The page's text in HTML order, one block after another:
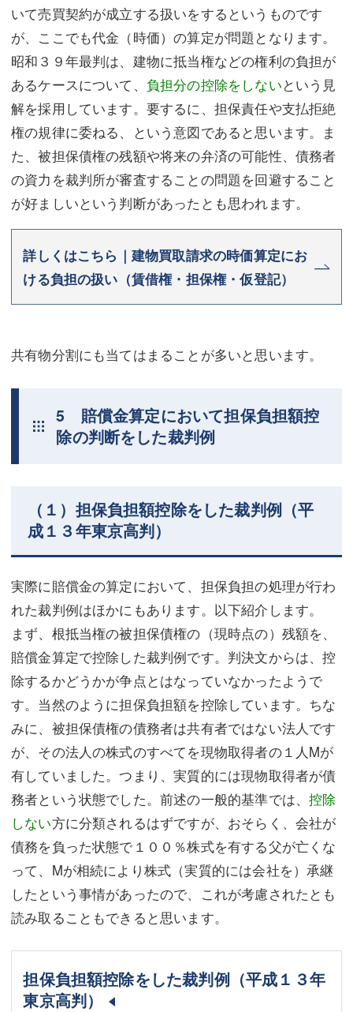
いて売買契約が成立する扱いをするというものです
が、ここでも代金（時価）の算定が問題となります。
昭和３９年最判は、建物に抵当権などの権利の負担が
あるケースについて、 負担分の控除をしないという見
解を採用しています。要するに、担保責任や支払拒絶
権の規律に委ねる、という意図であると思います。ま
た、被担保債権の残額や将来の弁済の可能性、債務者
の資力を裁判所が審査することの問題を回避すること
が好ましいという判断があったとも思われます。
詳しくはこちら｜建物買取請求の時価算定にお
ける負担の扱い（賃借権・担保権・仮登記）
共有物分割にも当てはまることが多いと思います。
5 賠償金算定において担保負担額控
除の判断をした裁判例
（１）担保負担額控除をした裁判例（平
成１３年東京高判）
実際に賠償金の算定において、担保負担の処理が行わ
れた裁判例はほかにもあります。以下紹介します。
まず、根抵当権の被担保債権の（現時点の）残額を、
賠償金算定で控除した裁判例です。判決文からは、控
除するかどうかが争点とはなっていなかったようで
す。当然のように担保負担額を控除しています。ちな
みに、被担保債権の債務者は共有者ではない法人です
が、その法人の株式のすべてを現物取得者の１人Mが
有していました。つまり、実質的には現物取得者が債
務者という状態でした。前述の一般的基準では、控除
しない方に分類されるはずですが、おそらく、会社が
債務を負った状態で１００％株式を有する父が亡くな
って、Mが相続により株式（実質的には会社を）承継
したという事情があったので、これが考慮されたとも
読み取ることもできると思います。
担保負担額控除をした裁判例（平成１３年
東京高判）